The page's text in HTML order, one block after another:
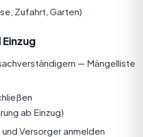
Zufahrt, Garten)
— Mängelliste
ab Einzug)
Versorger anmelden